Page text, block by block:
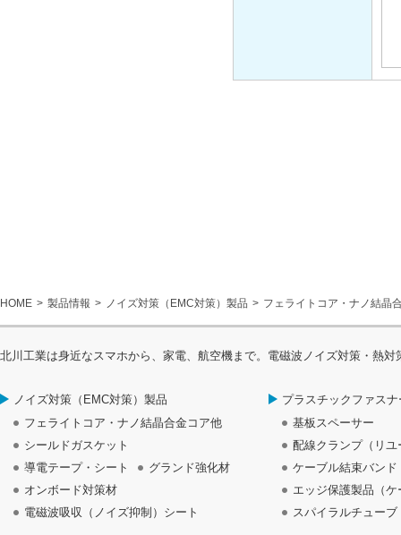
HOME 製品情報 ノイズ対策（EMC対策）製品 フェライトコア・ナノ結晶
北川工業は身近なスマホから、家電、航空機まで。電磁波ノイズ対策・熱
ノイズ対策（EMC対策）製品
フェライトコア・ナノ結晶合金コア他
シールドガスケット
導電テープ・シート
グランド強化材
オンボード対策材
電磁波吸収（ノイズ抑制）シート
プラスチックファス
基板スペーサー
配線クランプ（リ
ケーブル結束バンド
エッジ保護製品（
スパイラルチューブ